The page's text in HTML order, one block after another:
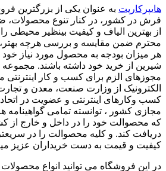
هایپرکارپت به عنوان یکی از بزرگترین
از بهترین الیاف و کیفیت بینظیر محیطی
محترم ضمن مقایسه و بررسی هرچه بهتر،
هر میزان بودجه به محصول مورد نیاز خود
شیرین از خرید خود داشته باشند. مجموعه
مجوزهای الزم برای کسب و کار اینترنتی
الکترونیک از وزارت صنعت، معدن و
کسب وکارهای اینترنتی و عضویت در
مجازی کشور ، توانسته تمامی گواهینامه
که محصوالت خود را در داخل و خارج از
دریافت کند. و کلیه محصوالت را در
کیفیت و قیمت به دست خریداران عزیز
در این فروشگاه می توانید انواع